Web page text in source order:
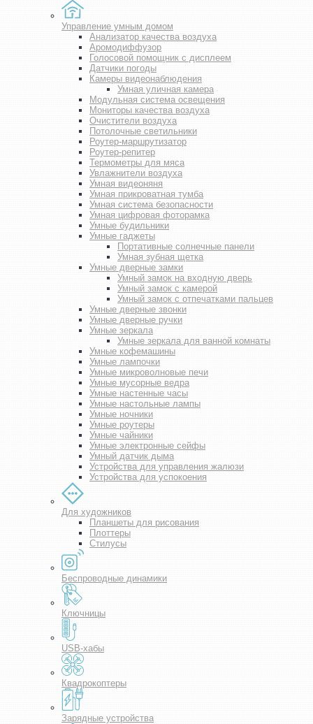
Управление умным домом
Анализатор качества воздуха
Аромодиффузор
Голосовой помощник с дисплеем
Датчики погоды
Камеры видеонаблюдения
Умная уличная камера
Модульная система освещения
Мониторы качества воздуха
Очистители воздуха
Потолочные светильники
Роутер-маршрутизатор
Роутер-репитер
Термометры для мяса
Увлажнители воздуха
Умная видеоняня
Умная прикроватная тумба
Умная система безопасности
Умная цифровая фоторамка
Умные будильники
Умные гаджеты
Портативные солнечные панели
Умная зубная щетка
Умные дверные замки
Умный замок на входную дверь
Умный замок с камерой
Умный замок с отпечатками пальцев
Умные дверные звонки
Умные дверные ручки
Умные зеркала
Умные зеркала для ванной комнаты
Умные кофемашины
Умные лампочки
Умные микроволновые печи
Умные мусорные ведра
Умные настенные часы
Умные настольные лампы
Умные ночники
Умные роутеры
Умные чайники
Умные электронные сейфы
Умный датчик дыма
Устройства для управления жалюзи
Устройства для успокоения
Для художников
Планшеты для рисования
Плоттеры
Стилусы
Беспроводные динамики
Ключницы
USB-хабы
Квадрокоптеры
Зарядные устройства